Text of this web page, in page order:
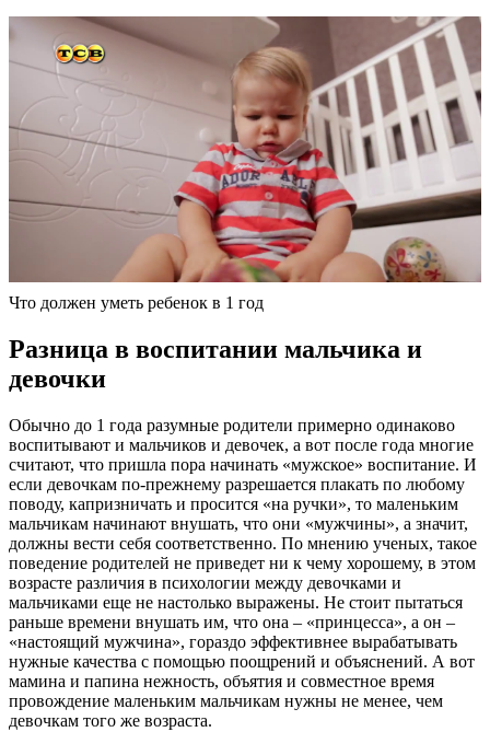
Что должен уметь ребенок в 1 год
Разница в воспитании мальчика и
девочки
Обычно до 1 года разумные родители примерно одинаково
воспитывают и мальчиков и девочек, а вот после года многие
считают, что пришла пора начинать «мужское» воспитание. И
если девочкам по-прежнему разрешается плакать по любому
поводу, капризничать и просится «на ручки», то маленьким
мальчикам начинают внушать, что они «мужчины», а значит,
должны вести себя соответственно. По мнению ученых, такое
поведение родителей не приведет ни к чему хорошему, в этом
возрасте различия в психологии между девочками и
мальчиками еще не настолько выражены. Не стоит пытаться
раньше времени внушать им, что она – «принцесса», а он –
«настоящий мужчина», гораздо эффективнее вырабатывать
нужные качества с помощью поощрений и объяснений. А вот
мамина и папина нежность, объятия и совместное время
провождение маленьким мальчикам нужны не менее, чем
девочкам того же возраста.